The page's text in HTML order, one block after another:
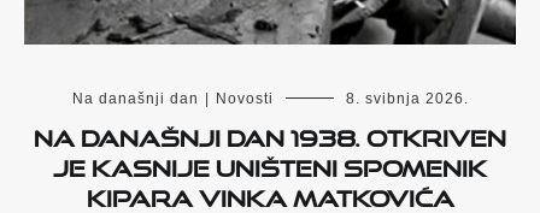
Na današnji dan | Novosti 8. svibnja 2026.
Na današnji dan 1938. otkriven
je kasnije uništeni spomenik
kipara Vinka Matkovića